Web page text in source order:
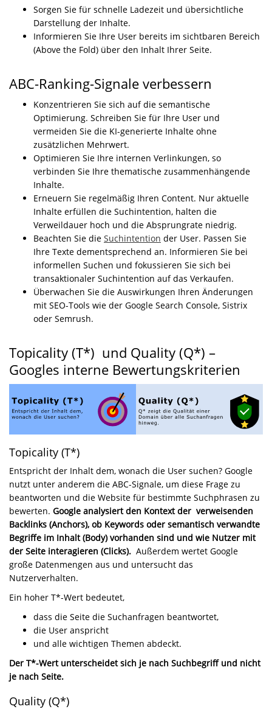
Sorgen Sie für schnelle Ladezeit und übersichtliche
Darstellung der Inhalte.
Informieren Sie Ihre User bereits im sichtbaren Bereich
(Above the Fold) über den Inhalt Ihrer Seite.
ABC-Ranking-Signale verbessern
Konzentrieren Sie sich auf die semantische
Optimierung. Schreiben Sie für Ihre User und
vermeiden Sie die KI-generierte Inhalte ohne
zusätzlichen Mehrwert.
Optimieren Sie Ihre internen Verlinkungen, so
verbinden Sie Ihre thematische zusammenhängende
Inhalte.
Erneuern Sie regelmäßig Ihren Content. Nur aktuelle
Inhalte erfüllen die Suchintention, halten die
Verweildauer hoch und die Absprungrate niedrig.
Beachten Sie die Suchintention der User. Passen Sie
Ihre Texte dementsprechend an. Informieren Sie bei
informellen Suchen und fokussieren Sie sich bei
transaktionaler Suchintention auf das Verkaufen.
Überwachen Sie die Auswirkungen Ihren Änderungen
mit SEO-Tools wie der Google Search Console, Sistrix
oder Semrush.
Topicality (T*) und Quality (Q*) –
Googles interne Bewertungskriterien
Topicality (T*)
Entspricht der Inhalt dem, wonach die User suchen? Google
nutzt unter anderem die ABC-Signale, um diese Frage zu
beantworten und die Website für bestimmte Suchphrasen zu
bewerten. Google analysiert den Kontext der verweisenden
Backlinks (Anchors), ob Keywords oder semantisch verwandte
Begriffe im Inhalt (Body) vorhanden sind und wie Nutzer mit
der Seite interagieren (Clicks). Außerdem wertet Google
große Datenmengen aus und untersucht das
Nutzerverhalten.
Ein hoher T*-Wert bedeutet,
dass die Seite die Suchanfragen beantwortet,
die User anspricht
und alle wichtigen Themen abdeckt.
Der T*-Wert unterscheidet sich je nach Suchbegriff und nicht
je nach Seite.
Quality (Q*)